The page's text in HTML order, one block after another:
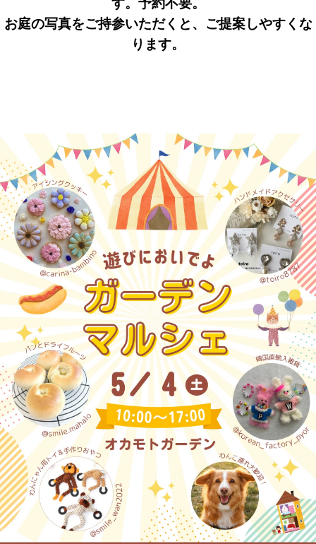
す。予約不要。
お庭の写真をご持参いただくと、ご提案しやすくな
ります。